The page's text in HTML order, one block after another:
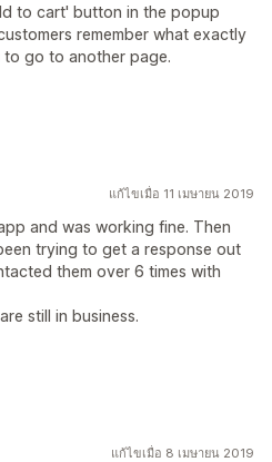
to cart' button in the popup
remember what exactly
go to another page.
แก้ไขเมื่อ 11 เมษายน 2019
and was working fine. Then
trying to get a response out
them over 6 times with
still in business.
แก้ไขเมื่อ 8 เมษายน 2019